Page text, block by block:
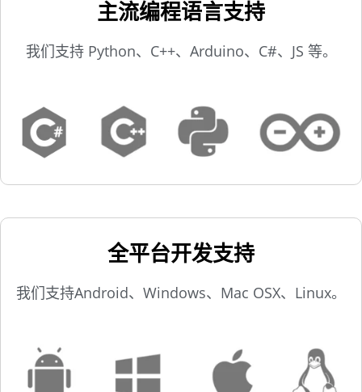
主流编程语言支持
我们支持 Python、C++、Arduino、C#、JS 等。
全平台开发支持
我们支持Android、Windows、Mac OSX、Linux。